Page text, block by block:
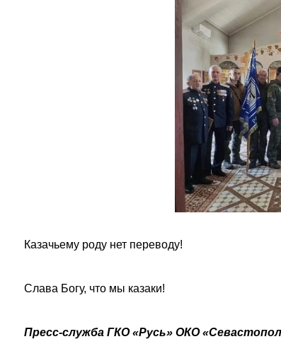
Казачьему роду нет переводу!
Слава Богу, что мы казаки!
Пресс-служба ГКО «Русь» ОКО